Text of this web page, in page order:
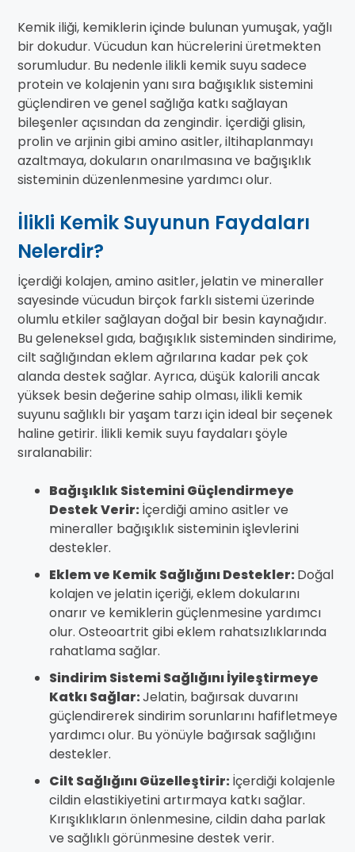
Kemik iliği, kemiklerin içinde bulunan yumuşak, yağlı
bir dokudur. Vücudun kan hücrelerini üretmekten
sorumludur. Bu nedenle ilikli kemik suyu sadece
protein ve kolajenin yanı sıra bağışıklık sistemini
güçlendiren ve genel sağlığa katkı sağlayan
bileşenler açısından da zengindir. İçerdiği glisin,
prolin ve arjinin gibi amino asitler, iltihaplanmayı
azaltmaya, dokuların onarılmasına ve bağışıklık
sisteminin düzenlenmesine yardımcı olur.
İlikli Kemik Suyunun Faydaları
Nelerdir?
İçerdiği kolajen, amino asitler, jelatin ve mineraller
sayesinde vücudun birçok farklı sistemi üzerinde
olumlu etkiler sağlayan doğal bir besin kaynağıdır.
Bu geleneksel gıda, bağışıklık sisteminden sindirime,
cilt sağlığından eklem ağrılarına kadar pek çok
alanda destek sağlar. Ayrıca, düşük kalorili ancak
yüksek besin değerine sahip olması, ilikli kemik
suyunu sağlıklı bir yaşam tarzı için ideal bir seçenek
haline getirir. İlikli kemik suyu faydaları şöyle
sıralanabilir:
Bağışıklık Sistemini Güçlendirmeye
Destek Verir:İçerdiği amino asitler ve
mineraller bağışıklık sisteminin işlevlerini
destekler.
Eklem ve Kemik Sağlığını Destekler:Doğal
kolajen ve jelatin içeriği, eklem dokularını
onarır ve kemiklerin güçlenmesine yardımcı
olur. Osteoartrit gibi eklem rahatsızlıklarında
rahatlama sağlar.
Sindirim Sistemi Sağlığını İyileştirmeye
Katkı Sağlar:Jelatin, bağırsak duvarını
güçlendirerek sindirim sorunlarını hafifletmeye
yardımcı olur. Bu yönüyle bağırsak sağlığını
destekler.
Cilt Sağlığını Güzelleştirir:İçerdiği kolajenle
cildin elastikiyetini artırmaya katkı sağlar.
Kırışıklıkların önlenmesine, cildin daha parlak
ve sağlıklı görünmesine destek verir.